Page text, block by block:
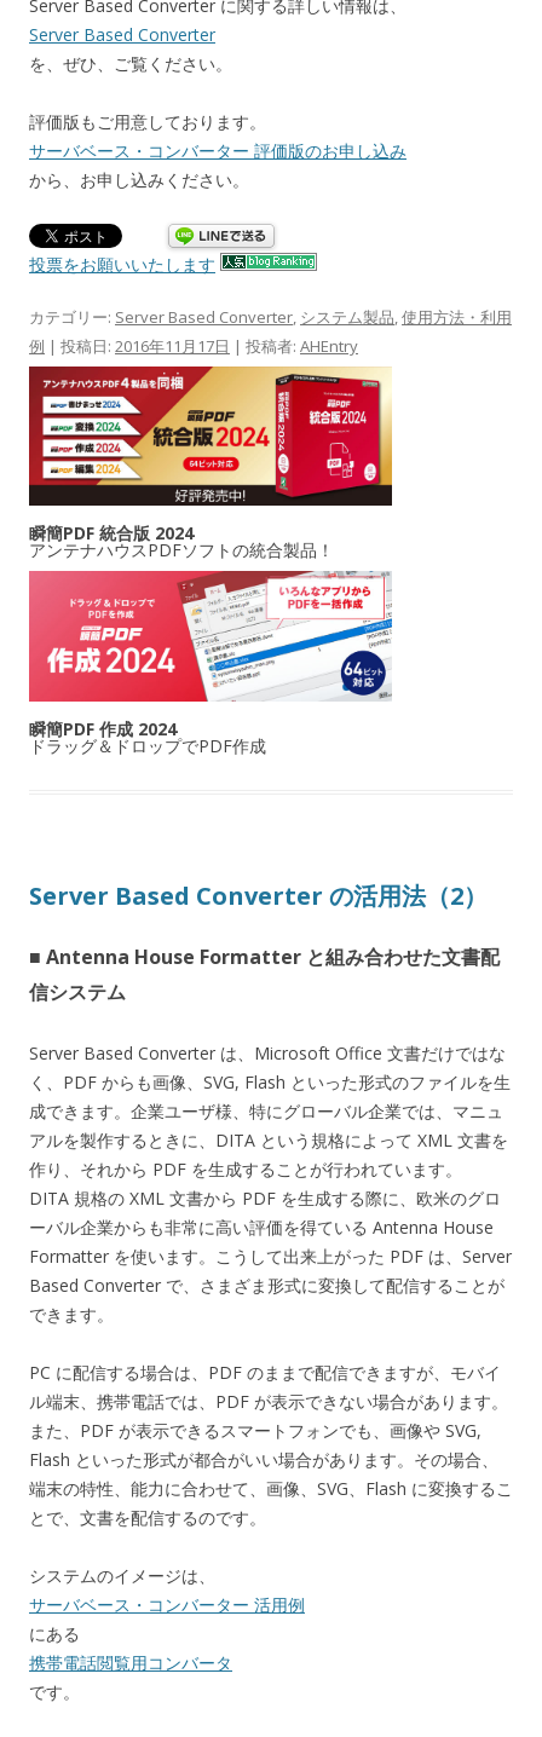
Server Based Converter に関する詳しい情報は、
Server Based Converter
を、ぜひ、ご覧ください。
評価版もご用意しております。
サーバベース・コンバーター 評価版のお申し込み
から、お申し込みください。
投票をお願いいたします
カテゴリー: Server Based Converter, システム製品,使用方法・利用
例 | 投稿日: 2016年11月17日 | 投稿者: AHEntry
瞬簡PDF 統合版 2024
アンテナハウスPDFソフトの統合製品！
瞬簡PDF 作成 2024
ドラッグ＆ドロップでPDF作成
Server Based Converter の活用法（2）
■ Antenna House Formatter と組み合わせた文書配
信システム
Server Based Converter は、Microsoft Office 文書だけではな
く、PDF からも画像、SVG, Flash といった形式のファイルを生
成できます。企業ユーザ様、特にグローバル企業では、マニュ
アルを製作するときに、DITA という規格によって XML 文書を
作り、それから PDF を生成することが行われています。
DITA 規格の XML 文書から PDF を生成する際に、欧米のグロ
ーバル企業からも非常に高い評価を得ている Antenna House
Formatter を使います。こうして出来上がった PDF は、Server
Based Converter で、さまざま形式に変換して配信することが
できます。
PC に配信する場合は、PDF のままで配信できますが、モバイ
ル端末、携帯電話では、PDF が表示できない場合があります。
また、PDF が表示できるスマートフォンでも、画像や SVG,
Flash といった形式が都合がいい場合があります。その場合、
端末の特性、能力に合わせて、画像、SVG、Flash に変換するこ
とで、文書を配信するのです。
システムのイメージは、
サーバベース・コンバーター 活用例
にある
携帯電話閲覧用コンバータ
です。